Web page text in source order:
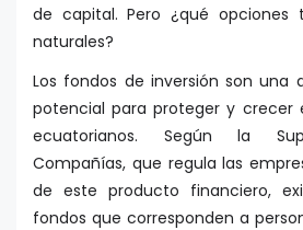
de capital. Pero ¿qué opciones
naturales?
Los fondos de inversión son una
potencial para proteger y crecer
ecuatorianos. Según la
Compañías, que regula las
de este producto financiero,
fondos que corresponden a